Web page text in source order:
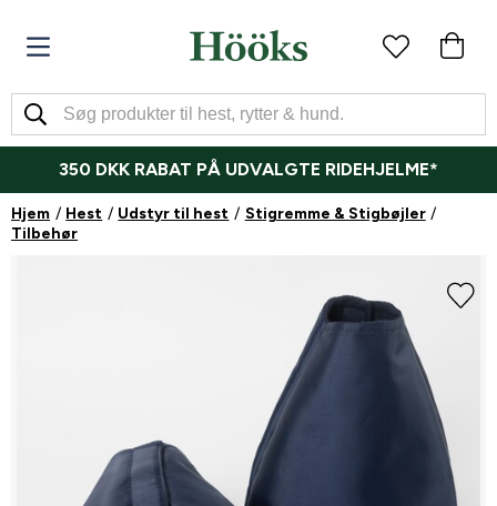
350 DKK RABAT PÅ UDVALGTE RIDEHJELME*
Hjem Hest Udstyr til hest
Stigremme & Stigbøjler
Tilbehør